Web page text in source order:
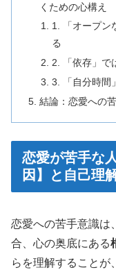
くための心構え
1. 「オープン
る
2. 「依存」で
3. 「自分時間
結論：恋愛への
恋愛が苦手な
因】と自己理
恋愛への苦手意識は
合、心の奥底にある
らを理解することが